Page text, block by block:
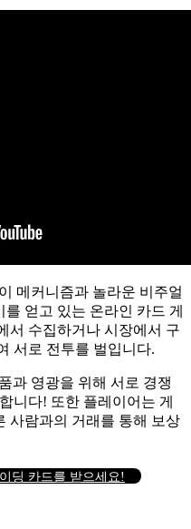
메커니즘과 놀라운 비주얼
얻고 있는 온라인 카드 게
서 수집하거나 시장에서 구
서로 전투를 벌입니다.
과 영광을 위해 서로 경쟁
니다! 또한 플레이어는 게
사람과의 거래를 통해 보상
딩 카드를 받으세요!